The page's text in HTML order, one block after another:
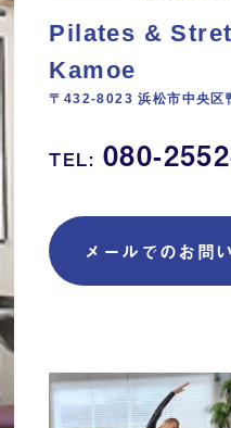
Pilates &
Kamoe
〒432-8023 浜松市中央区
TEL: 080-
メールでのお問